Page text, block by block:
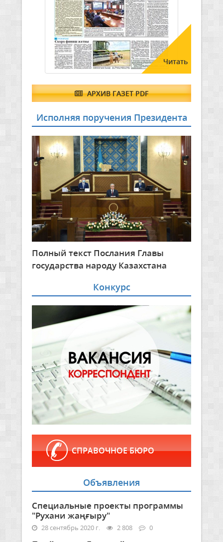
Читать
АРХИВ ГАЗЕТ PDF
Исполняя поручения Президента
Полный текст Послания Главы
государства народу Казахстана
Конкурс
СПРАВОЧНОЕ БЮРО
Объявления
Специальные проекты программы
"Рухани жаңғыру"
28 сентябрь 2020 г. 2 808 0